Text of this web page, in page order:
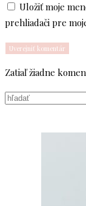
Uložiť moje
prehliadači pre
Zatiaľ žiadne